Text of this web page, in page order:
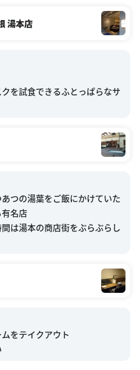
湯本店
を試食できるふとっぱらなサ
つの湯葉をご飯にかけていた
名店
は湯本の商店街をぶらぶらし
をテイクアウト